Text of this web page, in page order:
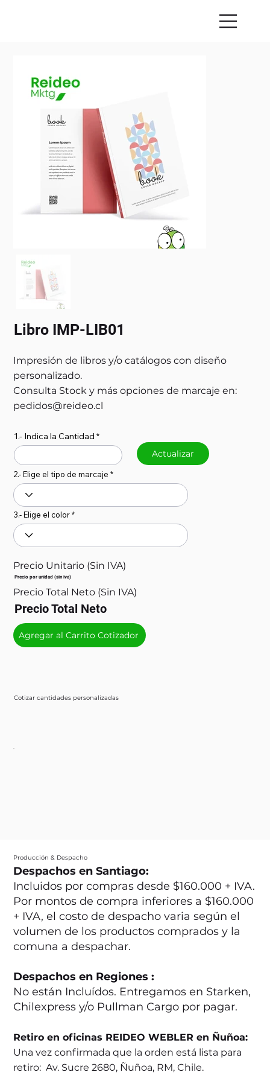
Libro IMP-LIB01
Impresión de libros y/o catálogos con diseño
personalizado.
Consulta Stock y más opciones de marcaje en:
pedidos@reideo.cl
Cotizar cantidades personalizadas
1.- Indica la Cantidad
Actualizar
2.- Elige el tipo de marcaje
3.- Elige el color
Precio Unitario (Sin IVA)
Precio por unidad (sin iva)
Precio Total Neto (Sin IVA)
Precio Total Neto
Agregar al Carrito Cotizador
Producción & Despacho
Despachos en Santiago:
Incluidos por compras desde $160.000 + IVA.
Por montos de compra inferiores a $160.000
+ IVA, el costo de despacho varia según el
volumen de los productos comprados y la
comuna a despachar.
Despachos en Regiones :
No están Incluídos. Entregamos en Starken,
Chilexpress y/o Pullman Cargo por pagar.
Retiro en oficinas REIDEO WEBLER en Ñuñoa:
Una vez confirmada que la orden está lista para
retiro: Av. Sucre 2680, Ñuñoa, RM, Chile.